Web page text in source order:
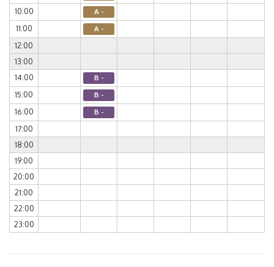
10:00 A -
11:00 A -
12:00
13:00
14:00
B -
15:00 B -
16:00 B -
17:00
18:00
19:00
20:00
21:00
22:00
23:00